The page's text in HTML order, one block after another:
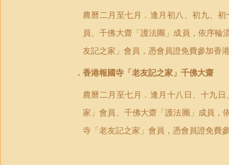
農曆二月至七月．逢月初八、初九、
員、千佛大齋「護法團」成員，依序輪
友記之家」會員，憑會員證免費參加香
．香港報國寺「老友記之家」千佛大齋
農曆二月至七月．逢月十八日、十九
家」會員、千佛大齋「護法團」成員，
寺「老友記之家」會員，憑會員證免費